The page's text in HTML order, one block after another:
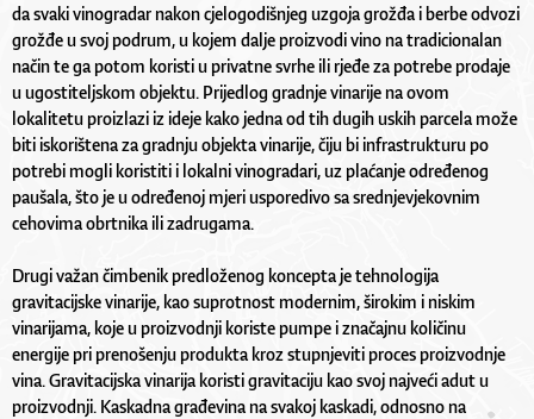
da svaki vinogradar nakon cjelogodišnjeg uzgoja grožđa i berbe odvozi
grožđe u svoj podrum, u kojem dalje proizvodi vino na tradicionalan
način te ga potom koristi u privatne svrhe ili rjeđe za potrebe prodaje
u ugostiteljskom objektu. Prijedlog gradnje vinarije na ovom
lokalitetu proizlazi iz ideje kako jedna od tih dugih uskih parcela može
biti iskorištena za gradnju objekta vinarije, čiju bi infrastrukturu po
potrebi mogli koristiti i lokalni vinogradari, uz plaćanje određenog
paušala, što je u određenoj mjeri usporedivo sa srednjevjekovnim
cehovima obrtnika ili zadrugama.
Drugi važan čimbenik predloženog koncepta je tehnologija
gravitacijske vinarije, kao suprotnost modernim, širokim i niskim
vinarijama, koje u proizvodnji koriste pumpe i značajnu količinu
energije pri prenošenju produkta kroz stupnjeviti proces proizvodnje
vina. Gravitacijska vinarija koristi gravitaciju kao svoj najveći adut u
proizvodnji. Kaskadna građevina na svakoj kaskadi, odnosno na